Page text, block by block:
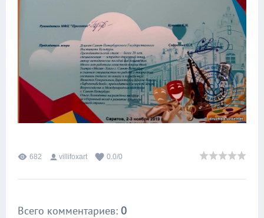
682 villifoxart 0.0/0
Всего комментариев: 0